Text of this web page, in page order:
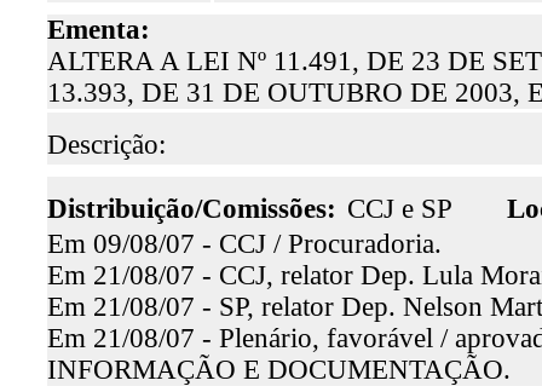
Ementa:
ALTERA A LEI Nº 11.491, DE 23 DE
13.393, DE 31 DE OUTUBRO DE 2003,
Descrição:
Distribuição/Comissões: CCJ e SP
Em 09/08/07 - CCJ / Procuradoria.
Em 21/08/07 - CCJ, relator Dep. Lula
Em 21/08/07 - SP, relator Dep. Nelson
Em 21/08/07 - Plenário, favorável /
INFORMAÇÃO E DOCUMENTAÇÃO.